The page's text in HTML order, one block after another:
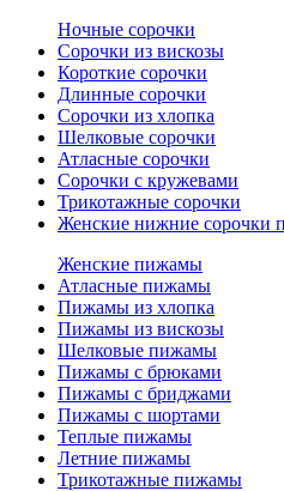
Ночные сорочки
Сорочки из вискозы
Короткие сорочки
Длинные сорочки
Сорочки из хлопка
Шелковые сорочки
Атласные сорочки
Сорочки с кружевами
Трикотажные сорочки
Женские нижние сорочки
Женские пижамы
Атласные пижамы
Пижамы из хлопка
Пижамы из вискозы
Шелковые пижамы
Пижамы с брюками
Пижамы с бриджами
Пижамы с шортами
Теплые пижамы
Летние пижамы
Трикотажные пижамы